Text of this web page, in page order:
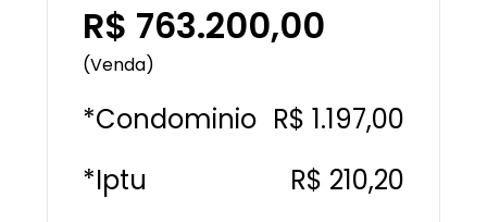
R$ 763.200,00
(Venda)
*Condominio R$ 1.197,00
*Iptu
R$ 210,20